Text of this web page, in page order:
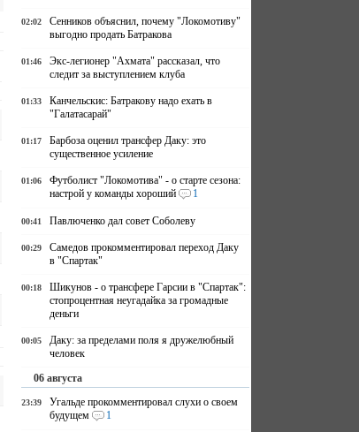
02:02
Сенников объяснил, почему "Локомотиву"
выгодно продать Батракова
01:46
Экс-легионер "Ахмата" рассказал, что
следит за выступлением клуба
01:33
Канчельскис: Батракову надо ехать в
"Галатасарай"
01:17
Барбоза оценил трансфер Даку: это
существенное усиление
01:06
Футболист "Локомотива" - о старте сезона:
настрой у команды хороший
1
00:41 Павлюченко дал совет Соболеву
00:29
Самедов прокомментировал переход Даку
в "Спартак"
00:18
Шикунов - о трансфере Гарсии в "Спартак":
стопроцентная неугадайка за громадные
деньги
00:05
Даку: за пределами поля я дружелюбный
человек
06 августа
23:39
Угальде прокомментировал слухи о своем
будущем
1